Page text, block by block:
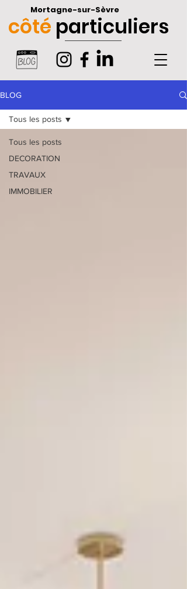
Mortagne-sur-Sèvre
côté particuliers
BLOG
Tous les posts
DECORATION
TRAVAUX
IMMOBILIER
Tous les posts